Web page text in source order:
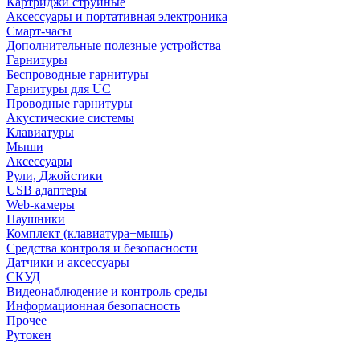
Аксессуары и портативная электроника
Смарт-часы
Дополнительные полезные устройства
Гарнитуры
Беспроводные гарнитуры
Гарнитуры для UC
Проводные гарнитуры
Акустические системы
Клавиатуры
Мыши
Аксессуары
Рули, Джойстики
USB адаптеры
Web-камеры
Наушники
Комплект (клавиатура+мышь)
Средства контроля и безопасности
Датчики и аксессуары
СКУД
Видеонаблюдение и контроль среды
Информационная безопасность
Прочее
Рутокен